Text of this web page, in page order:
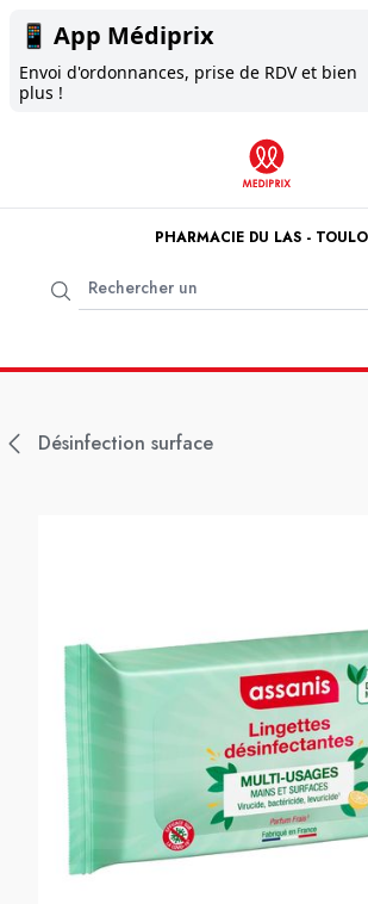
📱 App Médiprix
Envoi d'ordonnances, prise de RDV et bien
plus !
PHARMACIE DU LAS -
Désinfection surface